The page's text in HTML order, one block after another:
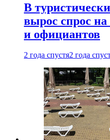
В
вырос спрос
и официантов
2 года спустя2 года